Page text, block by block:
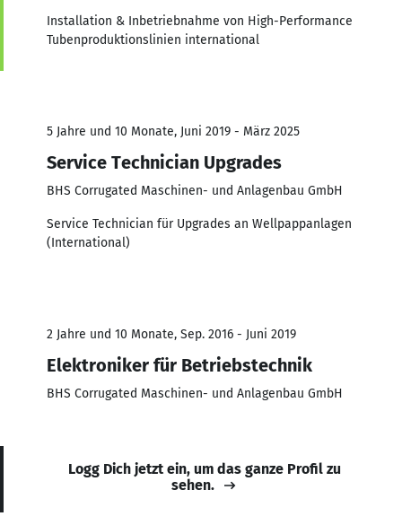
Installation & Inbetriebnahme von High-Performance
Tubenproduktionslinien international
5 Jahre und 10 Monate, Juni 2019 - März 2025
Service Technician Upgrades
BHS Corrugated Maschinen- und Anlagenbau GmbH
Service Technician für Upgrades an Wellpappanlagen
(International)
2 Jahre und 10 Monate, Sep. 2016 - Juni 2019
Elektroniker für Betriebstechnik
BHS Corrugated Maschinen- und Anlagenbau GmbH
Logg Dich jetzt ein, um das ganze Profil zu
sehen.